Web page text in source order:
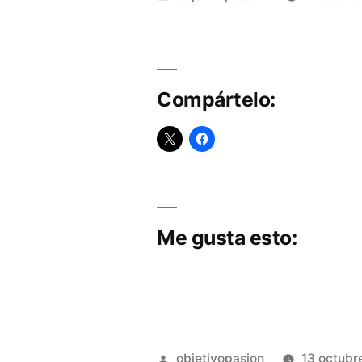
Compártelo:
Me gusta esto:
Publicado
objetivopasion 13